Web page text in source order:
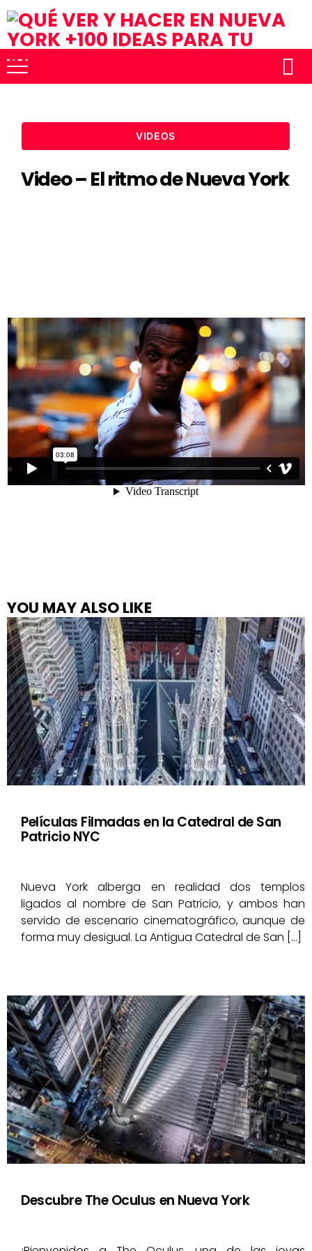
VIDEOS
Video – El ritmo de Nueva York
YOU MAY ALSO LIKE
Películas Filmadas en la Catedral de San
Patricio NYC
Nueva York alberga en realidad dos templos
ligados al nombre de San Patricio, y ambos han
servido de escenario cinematográfico, aunque de
forma muy desigual. La Antigua Catedral de San […]
Descubre The Oculus en Nueva York